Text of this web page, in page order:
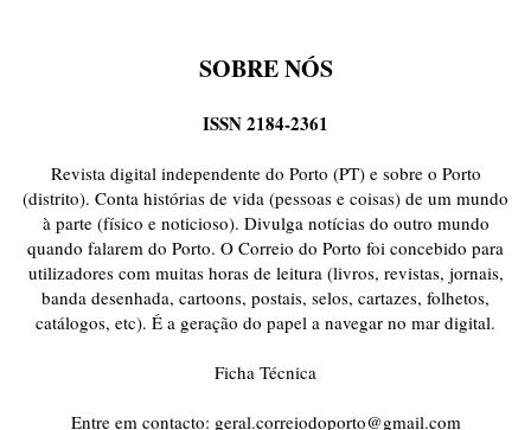
SOBRE NÓS
ISSN 2184-2361
Revista digital independente do Porto (PT) e sobre o Porto
(distrito). Conta histórias de vida (pessoas e coisas) de um mundo
à parte (físico e noticioso). Divulga notícias do outro mundo
quando falarem do Porto. O Correio do Porto foi concebido para
utilizadores com muitas horas de leitura (livros, revistas, jornais,
banda desenhada, cartoons, postais, selos, cartazes, folhetos,
catálogos, etc). É a geração do papel a navegar no mar digital.
Ficha Técnica
Entre em contacto: geral.correiodoporto@gmail.com